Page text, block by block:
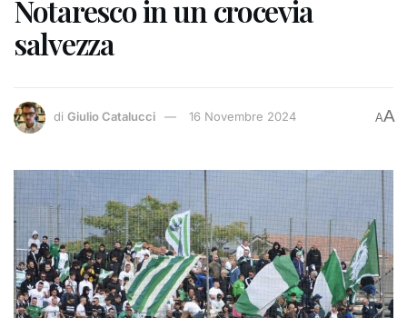
Notaresco in un crocevia
salvezza
di Giulio Catalucci 16 Novembre 2024 AA